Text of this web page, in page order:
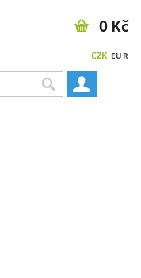
CZK EUR
0 Kč